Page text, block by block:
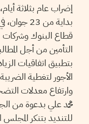
إضراب عام بثلاثة أيام،
بداية من 23 جوان،
قطاع البنوك وشركات
التأمين من أجل
بتطبيق اتفاقيات
الأجور لتغطية الضريبة
وارتفاع معدلات
محمد علي بدعوة من
للتنديد بتنكر